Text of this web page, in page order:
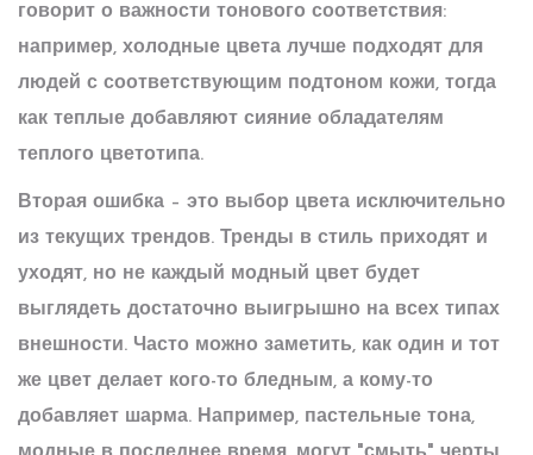
говорит о важности тонового соответствия:
например, холодные цвета лучше подходят для
людей с соответствующим подтоном кожи, тогда
как теплые добавляют сияние обладателям
теплого цветотипа.
Вторая ошибка – это выбор цвета исключительно
из текущих трендов. Тренды в стиль приходят и
уходят, но не каждый модный цвет будет
выглядеть достаточно выигрышно на всех типах
внешности. Часто можно заметить, как один и тот
же цвет делает кого-то бледным, а кому-то
добавляет шарма. Например, пастельные тона,